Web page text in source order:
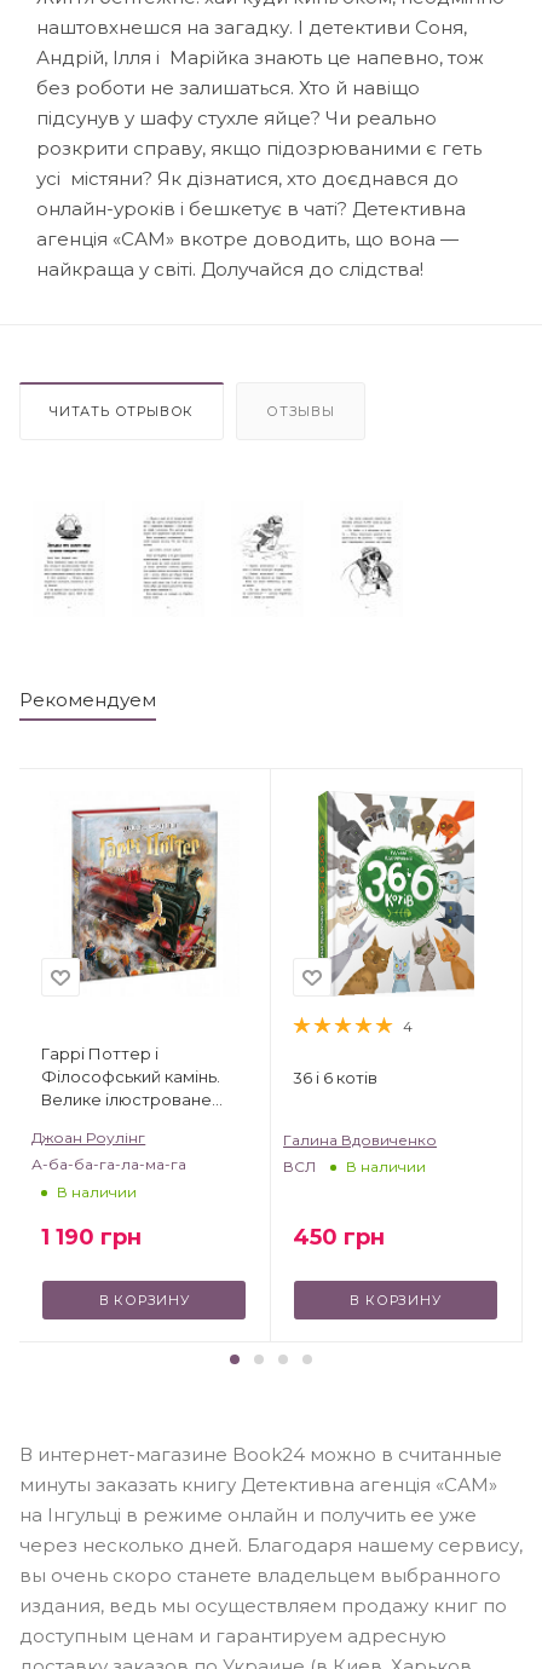
наштовхнешся на загадку. І детективи Соня,
Андрій, Ілля і Марійка знають це напевно, тож
без роботи не залишаться. Хто й навіщо
підсунув у шафу стухле яйце? Чи реально
розкрити справу, якщо підозрюваними є геть
усі містяни? Як дізнатися, хто доєднався до
онлайн-уроків і бешкетує в чаті? Детективна
агенція «САМ» вкотре доводить, що вона —
найкраща у світі. Долучайся до слідства!
ЧИТАТЬ ОТРЫВОК ОТЗЫВЫ
Рекомендуем
Гаррі Поттер і
Філософський камінь.
Велике ілюстроване
Джоан Роулінг
А-ба-ба-га-ла-ма-га
В наличии
1 190 грн
В КОРЗИНУ
4
36 і 6 котів
Галина Вдовиченко
ВСЛ
В наличии
450 грн
В КОРЗИНУ
В интернет-магазине Book24 можно в считанные
минуты заказать книгу Детективна агенція «САМ»
на Інгульці в режиме онлайн и получить ее уже
через несколько дней. Благодаря нашему сервису,
вы очень скоро станете владельцем выбранного
издания, ведь мы осуществляем продажу книг по
доступным ценам и гарантируем адресную